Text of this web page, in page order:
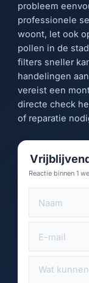
probleem
professionele
woont, let ook
pollen in de
filters sneller
handelingen
vereist een
directe check
of reparatie
Reactie binnen 1